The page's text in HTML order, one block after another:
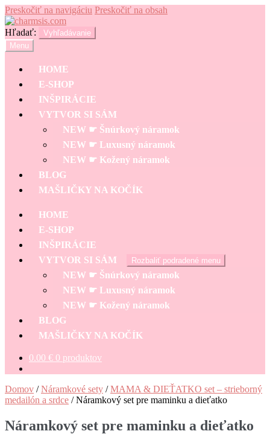
Preskočiť na navigáciu Preskočiť na obsah
Hľadať:
Vyhľadávanie
Menu
HOME
E-SHOP
INŠPIRÁCIE
VYTVOR SI SÁM
NEW ☛ Šnúrkový náramok
NEW ☛ Luxusný náramok
NEW ☛ Kožený náramok
BLOG
MAŠLIČKY NA KOČÍK
HOME
E-SHOP
INŠPIRÁCIE
VYTVOR SI SÁM
Rozbaliť podradené menu
NEW ☛ Šnúrkový náramok
NEW ☛ Luxusný náramok
NEW ☛ Kožený náramok
BLOG
MAŠLIČKY NA KOČÍK
0.00 € 0 produktov
Domov /Náramkové sety /MAMA & DIEŤATKO set – strieborný
medailón a srdce /Náramkový set pre maminku a dieťatko
Náramkový set pre maminku a dieťatko